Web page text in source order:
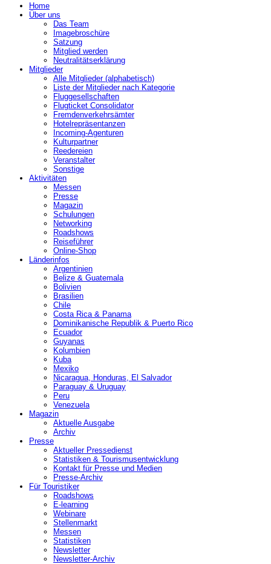
Home
Über uns
Das Team
Imagebroschüre
Satzung
Mitglied werden
Neutralitätserklärung
Mitglieder
Alle Mitglieder (alphabetisch)
Liste der Mitglieder nach Kategorie
Fluggesellschaften
Flugticket Consolidator
Fremdenverkehrsämter
Hotelrepräsentanzen
Incoming-Agenturen
Kulturpartner
Reedereien
Veranstalter
Sonstige
Aktivitäten
Messen
Presse
Magazin
Schulungen
Networking
Roadshows
Reiseführer
Online-Shop
Länderinfos
Argentinien
Belize & Guatemala
Bolivien
Brasilien
Chile
Costa Rica & Panama
Dominikanische Republik & Puerto Rico
Ecuador
Guyanas
Kolumbien
Kuba
Mexiko
Nicaragua, Honduras, El Salvador
Paraguay & Uruguay
Peru
Venezuela
Magazin
Aktuelle Ausgabe
Archiv
Presse
Aktueller Pressedienst
Statistiken & Tourismusentwicklung
Kontakt für Presse und Medien
Presse-Archiv
Für Touristiker
Roadshows
E-learning
Webinare
Stellenmarkt
Messen
Statistiken
Newsletter
Newsletter-Archiv